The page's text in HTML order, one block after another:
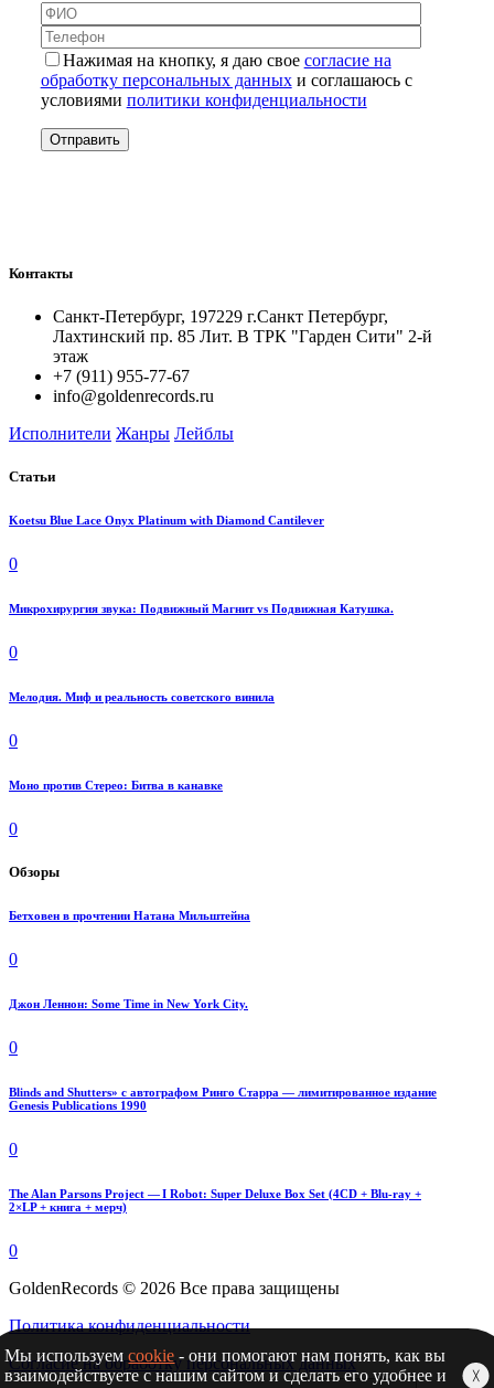
Нажимая на кнопку, я даю свое согласие на
обработку персональных данныхи соглашаюсь с
условиями политики конфиденциальности
Контакты
Санкт-Петербург, 197229 г.Санкт Петербург,
Лахтинский пр. 85 Лит. B ТРК "Гарден Сити" 2-й
этаж
+7 (911) 955-77-67
info@goldenrecords.ru
Исполнители Жанры Лейблы
Статьи
Koetsu Blue Lace Onyx Platinum with Diamond Cantilever
0
Микрохирургия звука: Подвижный Магнит vs Подвижная Катушка.
0
Мелодия. Миф и реальность советского винила
0
Моно против Стерео: Битва в канавке
0
Обзоры
Бетховен в прочтении Натана Мильштейна
0
Джон Леннон: Some Time in New York City.
0
Blinds and Shutters» с автографом Ринго Старра — лимитированное издание
Genesis Publications 1990
0
The Alan Parsons Project — I Robot: Super Deluxe Box Set (4CD + Blu-ray +
2×LP + книга + мерч)
0
GoldenRecords © 2026 Все права защищены
Политика конфиденциальности
Согласие на обработку персональных данных
Мы используемcookie - они помогают нам понять, как вы
взаимодействуете с нашим сайтом и сделать его удобнее и
╳